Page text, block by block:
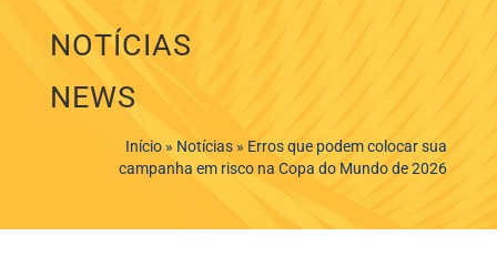
NOTÍCIAS
NEWS
Início » Notícias » Erros que podem colocar sua
campanha em risco na Copa do Mundo de 2026